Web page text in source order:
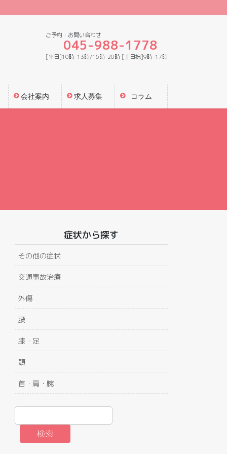
ご予約・お問い合わせ
045-988-1778
[平日]10時-13時/15時-20時 [土日祝]9時-17時
会社案内 求人募集 コラム
症状から探す
その他の症状
交通事故治療
外傷
腰
膝・足
頭
首・肩・腕
検索